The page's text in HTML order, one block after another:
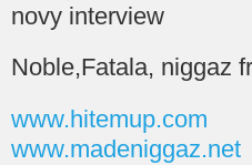
novy interview
Noble,Fatala, niggaz
www.hitemup.com
www.madeniggaz.net